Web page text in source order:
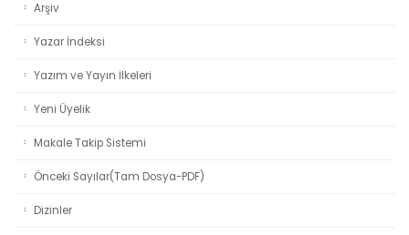
Arşiv
Yazar İndeksi
Yazım ve Yayın İlkeleri
Yeni Üyelik
Makale Takip Sistemi
Önceki Sayılar(Tam Dosya-PDF)
Dizinler